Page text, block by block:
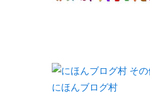
にほんブログ村